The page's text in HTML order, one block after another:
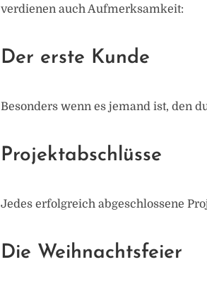
verdienen auch Aufmerksamkeit:
Der erste Kunde
Besonders wenn es jemand ist, den
Projektabschlüsse
Jedes erfolgreich abgeschlossene
Die Weihnachtsfeier